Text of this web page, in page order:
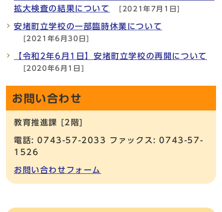
拡大検査の結果について
[2021年7月1日]
安堵町立学校の一部臨時休業について
[2021年6月30日]
【令和2年6月1日】安堵町立学校の再開について
[2020年6月1日]
お問い合わせ
教育推進課 [2階]
電話: 0743-57-2033 ファックス: 0743-57-
1526
お問い合わせフォーム